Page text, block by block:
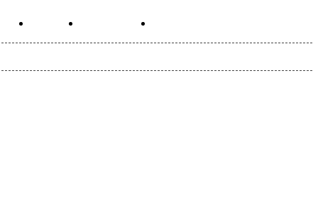
கொள்ளை பாலியல் சம்பவம்